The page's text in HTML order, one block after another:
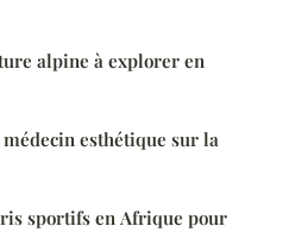
alpine à explorer en
esthétique sur la
sportifs en Afrique pour